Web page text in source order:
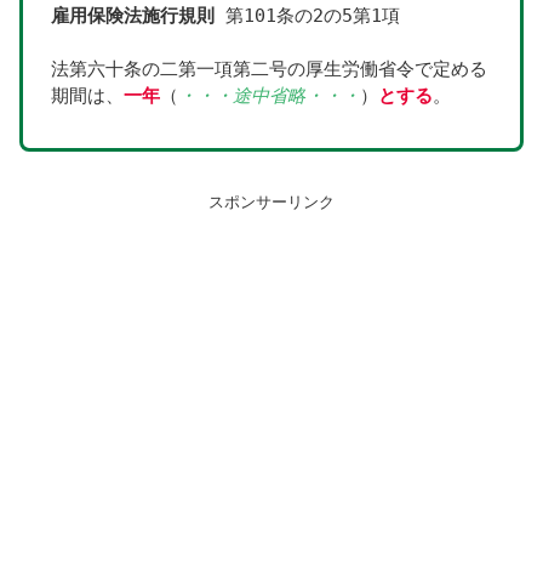
雇用保険法施行規則 第101条の2の5第1項
法第六十条の二第一項第二号の厚生労働省令で定める
期間は、 一年（ ・・・途中省略・・・ ） とする。
スポンサーリンク